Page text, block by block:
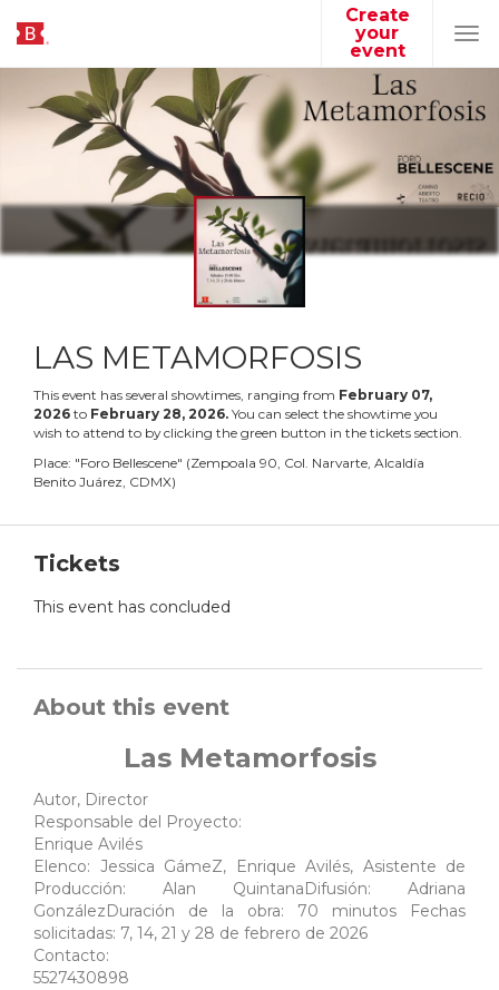
Create
your
event
LAS METAMORFOSIS
This event has several showtimes, ranging from February 07,
2026 to February 28, 2026. You can select the showtime you
wish to attend to by clicking the green button in the tickets section.
Place: "Foro Bellescene" (Zempoala 90, Col. Narvarte, Alcaldía
Benito Juárez, CDMX)
Tickets
This event has concluded
About this event
Las Metamorfosis
Autor, Director
Responsable del Proyecto:
Enrique Avilés
Elenco: Jessica GámeZ, Enrique Avilés, Asistente de
Producción: Alan QuintanaDifusión: Adriana
GonzálezDuración de la obra: 70 minutos Fechas
solicitadas: 7, 14, 21 y 28 de febrero de 2026
Contacto:
5527430898